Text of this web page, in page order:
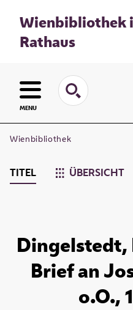
Wienbibliothek
Rathaus
MENU
Wienbibliothek
TITEL ÜBERSICHT
Dingelstedt,
Brief an
o.O.,